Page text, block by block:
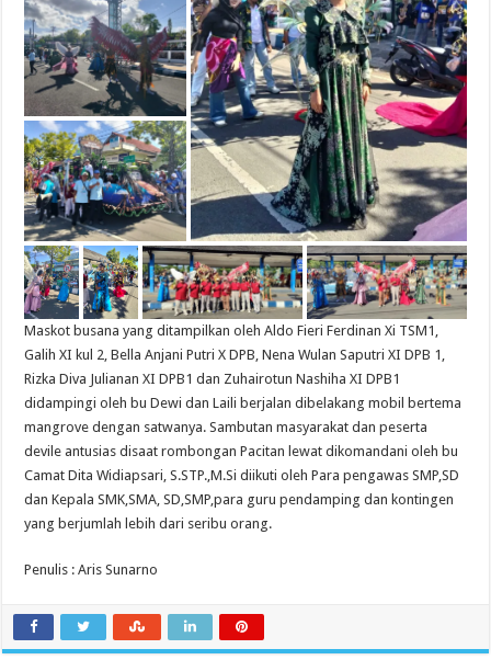
Maskot busana yang ditampilkan oleh Aldo Fieri Ferdinan Xi TSM1,
Galih XI kul 2, Bella Anjani Putri X DPB, Nena Wulan Saputri XI DPB 1,
Rizka Diva Julianan XI DPB1 dan Zuhairotun Nashiha XI DPB1
didampingi oleh bu Dewi dan Laili berjalan dibelakang mobil bertema
mangrove dengan satwanya. Sambutan masyarakat dan peserta
devile antusias disaat rombongan Pacitan lewat dikomandani oleh bu
Camat Dita Widiapsari, S.STP.,M.Si diikuti oleh Para pengawas SMP,SD
dan Kepala SMK,SMA, SD,SMP,para guru pendamping dan kontingen
yang berjumlah lebih dari seribu orang.
Penulis : Aris Sunarno